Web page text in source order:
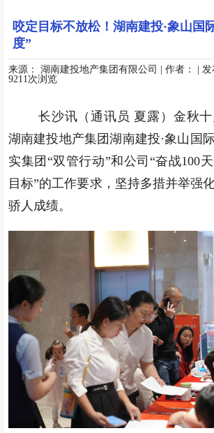
咬定目标不放松！湖南建投·象山国
度”
来源： 湖南建投地产集团有限公司 | 作者： |
9211次浏览
长沙讯（通讯员 夏露）金秋十
湖南建投地产集团湖南建投·象山国
实集团“双管行动”和公司“奋战100
目标”的工作要求，坚持多措并举强
骄人成绩。